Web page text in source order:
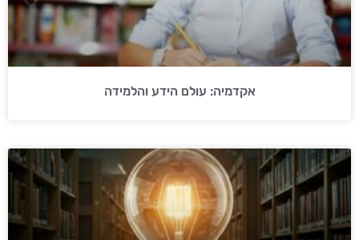
אקדמיה: עולם הידע והלמידה